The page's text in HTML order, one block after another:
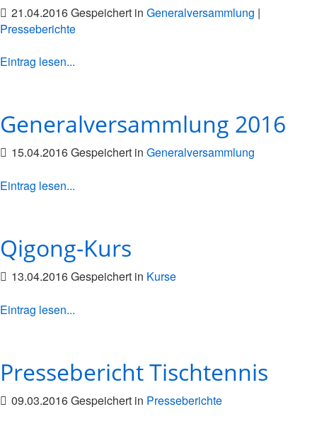
21.04.2016 Gespeichert in Generalversammlung |
Presseberichte
Eintrag lesen...
Generalversammlung 2016
15.04.2016 Gespeichert in Generalversammlung
Eintrag lesen...
Qigong-Kurs
13.04.2016 Gespeichert in Kurse
Eintrag lesen...
Pressebericht Tischtennis
09.03.2016 Gespeichert in Presseberichte